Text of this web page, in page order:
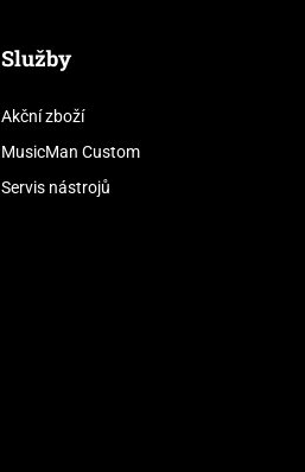
Služby
Akční zboží
MusicMan Custom
Servis nástrojů